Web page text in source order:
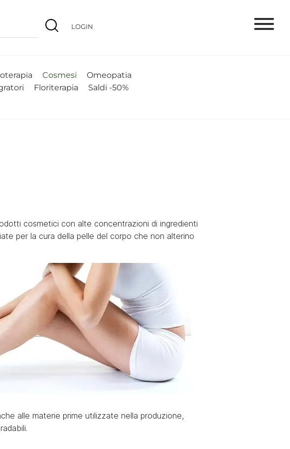
LOGIN
Cosmesi
Omeopatia
Floriterapia
Saldi -50%
cosmetici con alte concentrazioni di ingredienti
per la cura della pelle del corpo che non alterino
alle materie prime utilizzate nella produzione,